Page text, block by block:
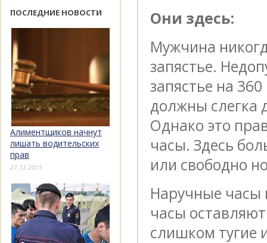
Они здесь:
Мужчина
запястье.
запястье на
должны слегка
Однако это
часы. Здесь
или свободно
Наручные часы
часы
слишком тугие
ПОСЛЕДНИЕ НОВОСТИ
Алиментщиков начнут
лишать водительских
прав
27.12.2015